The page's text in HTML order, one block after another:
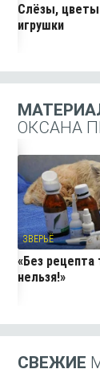
Слёзы, цветы
игрушки
ОКСАНА
ЗВЕРЬЁ
«Без рецепта
нельзя!»
СВЕЖИЕ